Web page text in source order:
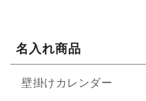
名入れ商品
壁掛けカレンダー